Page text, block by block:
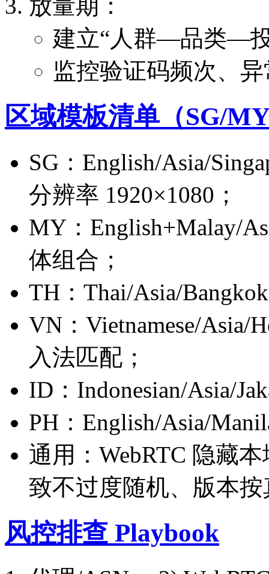
放量期：
建立“人群—品类—
监控验证码频次、
区域模板清单（SG/
SG：English/Asia/
分辨率 1920×1080；
MY：English+Malay/
体组合；
TH：Thai/Asia/
VN：Vietnamese/
入法匹配；
ID：Indonesian/Asia/
PH：English/Asia/
通用：WebRTC 隐藏
致不过度随机、版本
风控排查 Playbook